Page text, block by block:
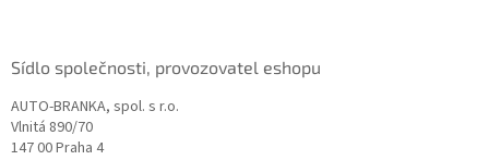
Sídlo společnosti, provozovatel eshopu
AUTO-BRANKA, spol. s r.o.
Vlnitá 890/70
147 00 Praha 4